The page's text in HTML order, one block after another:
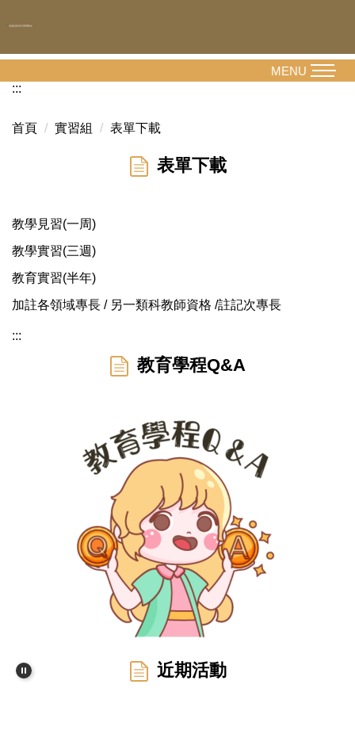
到
內
區
MENU
:::
首頁 實習組 表單下載
表單下載
教學見習(一周)
教學實習(三週)
教育實習(半年)
加註各領域專長 / 另一類科教師資格 /註記次專長
:::
教育學程Q&A
近期活動